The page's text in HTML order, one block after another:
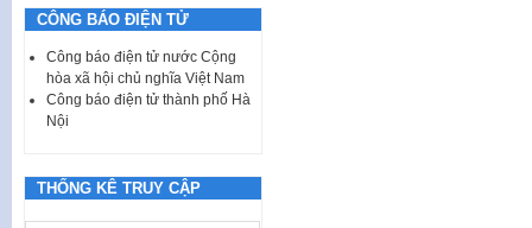
CÔNG BÁO ĐIỆN TỬ
Công báo điện tử nước Cộng
hòa xã hội chủ nghĩa Việt Nam
Công báo điện tử thành phố Hà
Nội
THỐNG KÊ TRUY CẬP